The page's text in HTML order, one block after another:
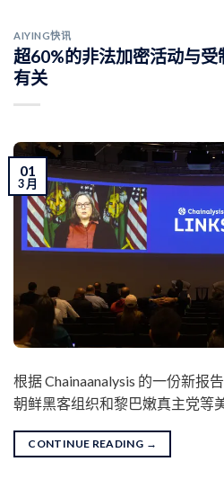
AIYING快讯
超60%的非法加密活动与
有关
01
3 月
根据 Chainaanalysis 的一份新报
朝鲜黑客组织和黎巴嫩真主党等
CONTINUE READING →